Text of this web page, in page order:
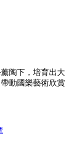
陶下，培育出大
動國樂藝術欣賞